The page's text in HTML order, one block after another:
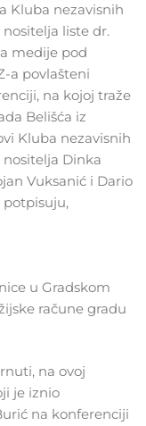
Kluba nezavisnih
liste dr.
medije pod
a povlašteni
na kojoj traže
Belišća iz
Kluba nezavisnih
Dinka
Vuksanić i Dario
potpisuju,
u Gradskom
račune gradu
na ovoj
je iznio
na konferenciji